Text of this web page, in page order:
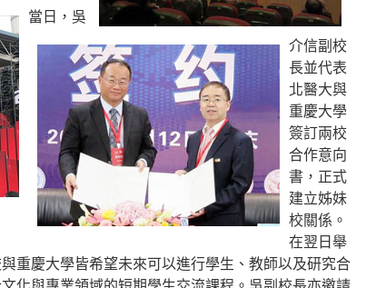
當日，吳
介信副校
長並代表
北醫大與
重慶大學
簽訂兩校
合作意向
書，正式
建立姊妹
校關係。
在翌日舉
重慶大學皆希望未來可以進行學生、教師以及研究合